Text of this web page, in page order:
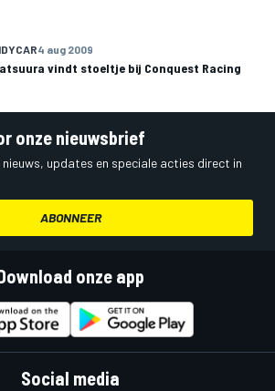
4 aug 2009
vindt stoeltje bij Conquest Racing
onze nieuwsbrief
updates en speciale acties direct in
ABONNEER
onze app
Social media